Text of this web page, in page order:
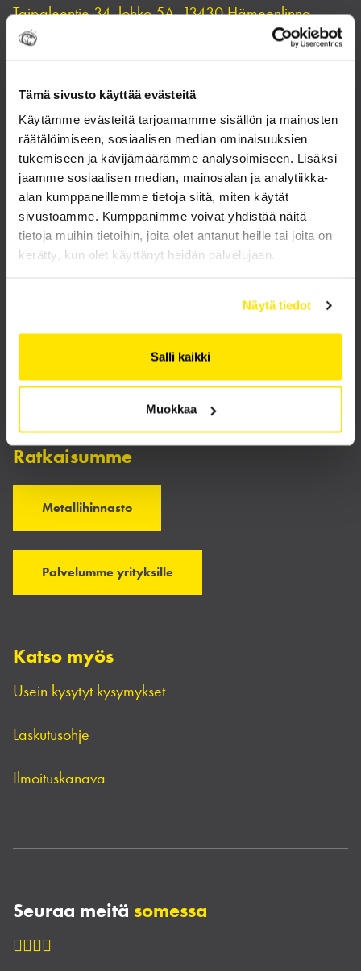
Tämä sivusto käyttää evästeitä
Käytämme evästeitä tarjoamamme sisällön ja mainosten
räätälöimiseen, sosiaalisen median ominaisuuksien
tukemiseen ja kävijämäärämme analysoimiseen. Lisäksi
jaamme sosiaalisen median, mainosalan ja analytiikka-
alan kumppaneillemme tietoja siitä, miten käytät
sivustoamme. Kumppanimme voivat yhdistää näitä
tietoja muihin tietoihin, joita olet antanut heille tai joita on
kerätty, kun olet käyttänyt heidän palvelujaan.
Näytä tiedot
Salli kaikki
Muokkaa
Taipaleentie 34, lohko 5A, 13430 Hämeenlinna
Lahti
Vinkakatu 12, 15700 Lahti
Liminka
Ratahaka 8, 91910 Tupos
Avoinna ma-pe klo 7.30-18.00
Ratkaisumme
Metallihinnasto
Palvelumme yrityksille
Katso myös
Usein kysytyt kysymykset
Laskutusohje
Ilmoituskanava
Seuraa meitä somessa